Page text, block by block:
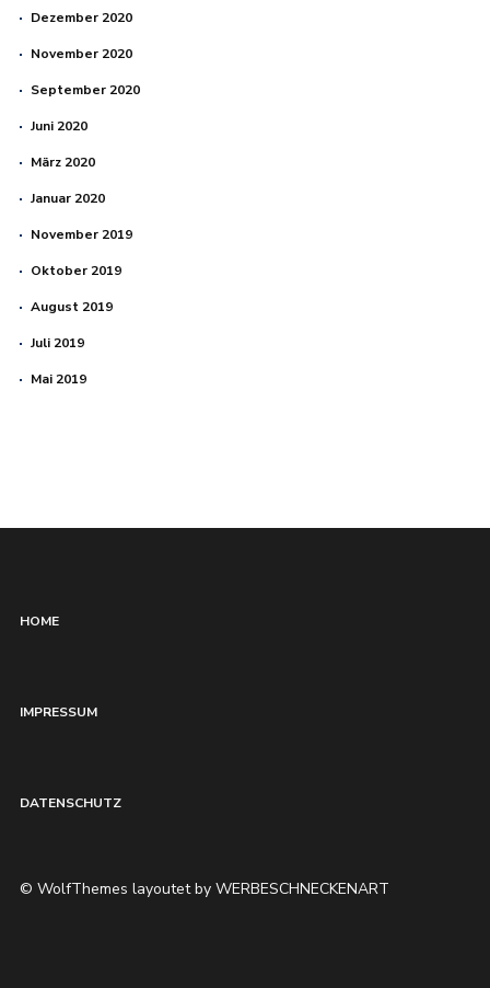
Dezember 2020
November 2020
September 2020
Juni 2020
März 2020
Januar 2020
November 2019
Oktober 2019
August 2019
Juli 2019
Mai 2019
HOME
IMPRESSUM
DATENSCHUTZ
© WolfThemes layoutet by WERBESCHNECKENART